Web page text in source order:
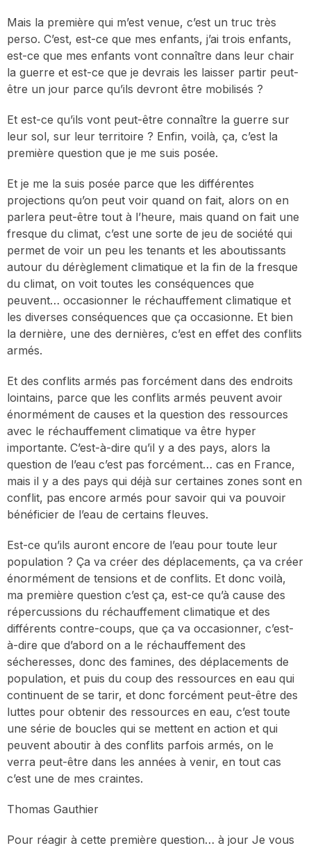
Mais la première qui m’est venue, c’est un truc très
perso. C’est, est-ce que mes enfants, j’ai trois enfants,
est-ce que mes enfants vont connaître dans leur chair
la guerre et est-ce que je devrais les laisser partir peut-
être un jour parce qu’ils devront être mobilisés ?
Et est-ce qu’ils vont peut-être connaître la guerre sur
leur sol, sur leur territoire ? Enfin, voilà, ça, c’est la
première question que je me suis posée.
Et je me la suis posée parce que les différentes
projections qu’on peut voir quand on fait, alors on en
parlera peut-être tout à l’heure, mais quand on fait une
fresque du climat, c’est une sorte de jeu de société qui
permet de voir un peu les tenants et les aboutissants
autour du dérèglement climatique et la fin de la fresque
du climat, on voit toutes les conséquences que
peuvent… occasionner le réchauffement climatique et
les diverses conséquences que ça occasionne. Et bien
la dernière, une des dernières, c’est en effet des conflits
armés.
Et des conflits armés pas forcément dans des endroits
lointains, parce que les conflits armés peuvent avoir
énormément de causes et la question des ressources
avec le réchauffement climatique va être hyper
importante. C’est-à-dire qu’il y a des pays, alors la
question de l’eau c’est pas forcément… cas en France,
mais il y a des pays qui déjà sur certaines zones sont en
conflit, pas encore armés pour savoir qui va pouvoir
bénéficier de l’eau de certains fleuves.
Est-ce qu’ils auront encore de l’eau pour toute leur
population ? Ça va créer des déplacements, ça va créer
énormément de tensions et de conflits. Et donc voilà,
ma première question c’est ça, est-ce qu’à cause des
répercussions du réchauffement climatique et des
différents contre-coups, que ça va occasionner, c’est-
à-dire que d’abord on a le réchauffement des
sécheresses, donc des famines, des déplacements de
population, et puis du coup des ressources en eau qui
continuent de se tarir, et donc forcément peut-être des
luttes pour obtenir des ressources en eau, c’est toute
une série de boucles qui se mettent en action et qui
peuvent aboutir à des conflits parfois armés, on le
verra peut-être dans les années à venir, en tout cas
c’est une de mes craintes.
Thomas Gauthier
Pour réagir à cette première question… à jour Je vous